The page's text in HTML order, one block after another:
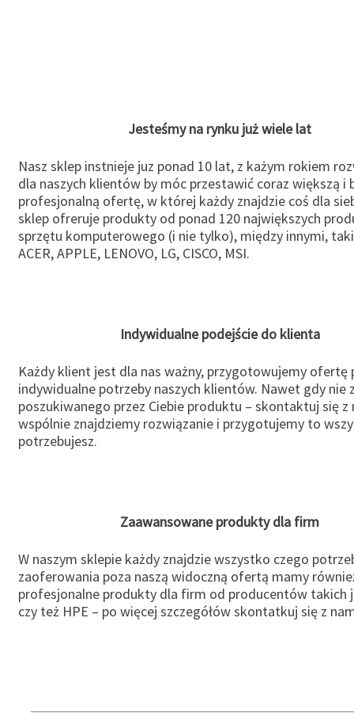
Jesteśmy na rynku już wiele lat
Nasz sklep instnieje juz ponad 10 lat, z każym rokiem
dla naszych klientów by móc przestawić coraz większą i
profesjonalną ofertę, w której każdy znajdzie coś dla
sklep ofreruje produkty od ponad 120 największych
sprzętu komputerowego (i nie tylko), między innymi,
ACER, APPLE, LENOVO, LG, CISCO, MSI.
Indywidualne podejście do klienta
Każdy klient jest dla nas ważny, przygotowujemy ofertę
indywidualne potrzeby naszych klientów. Nawet gdy nie
poszukiwanego przez Ciebie produktu – skontaktuj się z
wspólnie znajdziemy rozwiązanie i przygotujemy to
potrzebujesz.
Zaawansowane produkty dla firm
W naszym sklepie każdy znajdzie wszystko czego
zaoferowania poza naszą widoczną ofertą mamy
profesjonalne produkty dla firm od producentów takich
czy też HPE – po więcej szczegółów skontatkuj się z